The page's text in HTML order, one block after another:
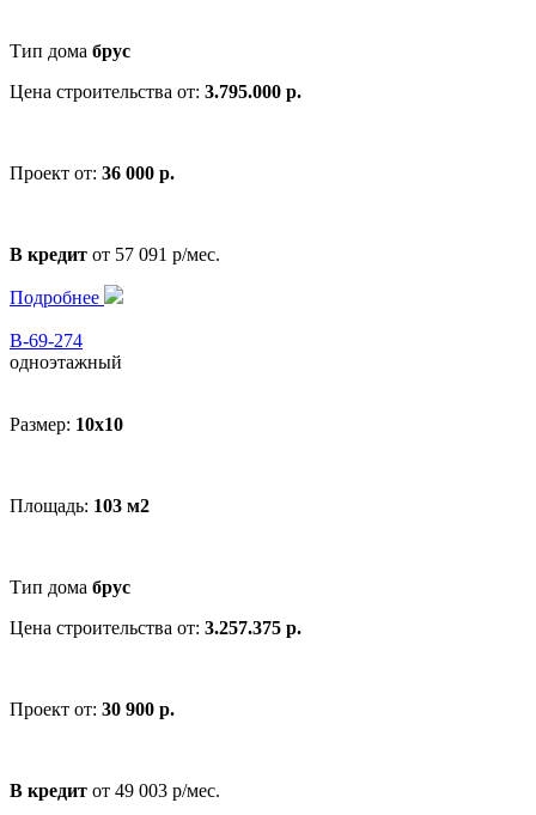
Тип дома брус
Цена строительства от: 3.795.000 р.
Проект от: 36 000 р.
В кредит от 57 091 р/мес.
Подробнее
В-69-274
одноэтажный
Размер: 10x10
Площадь: 103 м2
Тип дома брус
Цена строительства от: 3.257.375 р.
Проект от: 30 900 р.
В кредит от 49 003 р/мес.